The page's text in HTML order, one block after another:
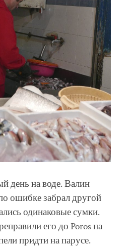
день на воде. Валин
ошибке забрал другой
одинаковые сумки.
его до Poros на
придти на парусе.